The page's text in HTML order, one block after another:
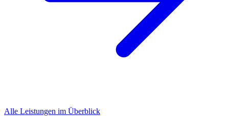
Alle Leistungen im Überblick